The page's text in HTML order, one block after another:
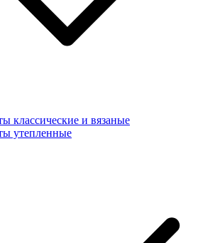
классические и вязаные
утепленные